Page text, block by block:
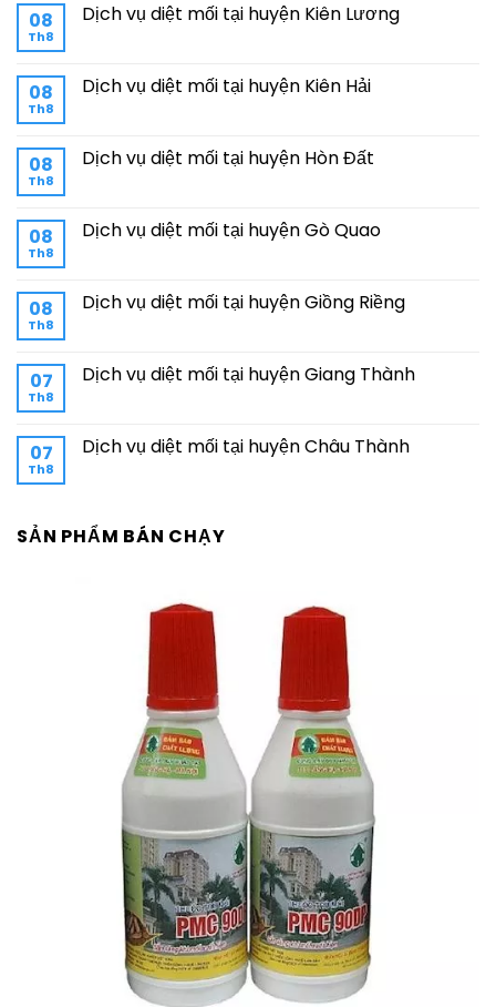
08
Th8
Dịch vụ diệt mối tại huyện Kiên Lương
08
Th8
Dịch vụ diệt mối tại huyện Kiên Hải
08
Th8
Dịch vụ diệt mối tại huyện Hòn Đất
08
Th8
Dịch vụ diệt mối tại huyện Gò Quao
08
Th8
Dịch vụ diệt mối tại huyện Giồng Riềng
07
Th8
Dịch vụ diệt mối tại huyện Giang Thành
07
Th8
Dịch vụ diệt mối tại huyện Châu Thành
SẢN PHẨM BÁN CHẠY